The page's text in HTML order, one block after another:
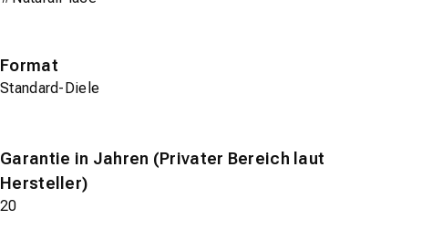
Format
Standard-Diele
Garantie in Jahren (Privater Bereich laut
Hersteller)
20